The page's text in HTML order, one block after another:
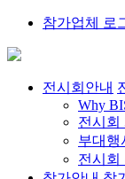
참가업체 로
전시회안내
Why
전시회
부대행
전시회